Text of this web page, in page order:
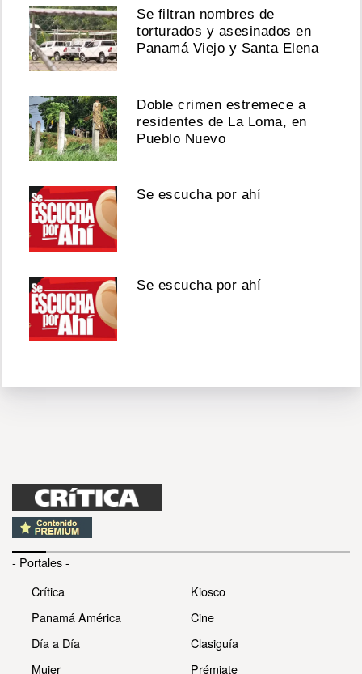
Se filtran nombres de
torturados y asesinados en
Panamá Viejo y Santa Elena
Doble crimen estremece a
residentes de La Loma, en
Pueblo Nuevo
Se escucha por ahí
Se escucha por ahí
- Portales -
Crítica
Panamá América
Día a Día
Mujer
Kiosco
Cine
Clasiguía
Prémiate